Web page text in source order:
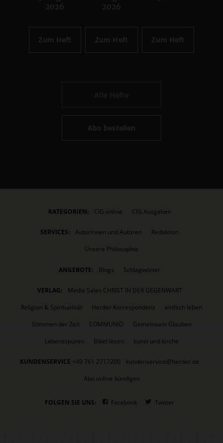
2026
Zum Heft
2026
Zum Heft Zum Heft
Abo bestellen
KATEGORIEN: CIG online CIG Ausgaben
SERVICES: Autorinnen und Autoren
Redaktion
Unsere Philosophie
ANGEBOTE: Blogs Schlagwörter
VERLAG:
Media Sales CHRIST IN DER GEGENWART
Religion & Spiritualität
Herder Korrespondenz
einfach leben
Stimmen der Zeit
COMMUNIO
Gemeinsam Glauben
Lebensspuren
Bibel lesen kunst und kirche
KUNDENSERVICE +49 761 2717200
kundenservice@herder.de
Abo online kündigen
FOLGEN SIE UNS: Facebook Twitter